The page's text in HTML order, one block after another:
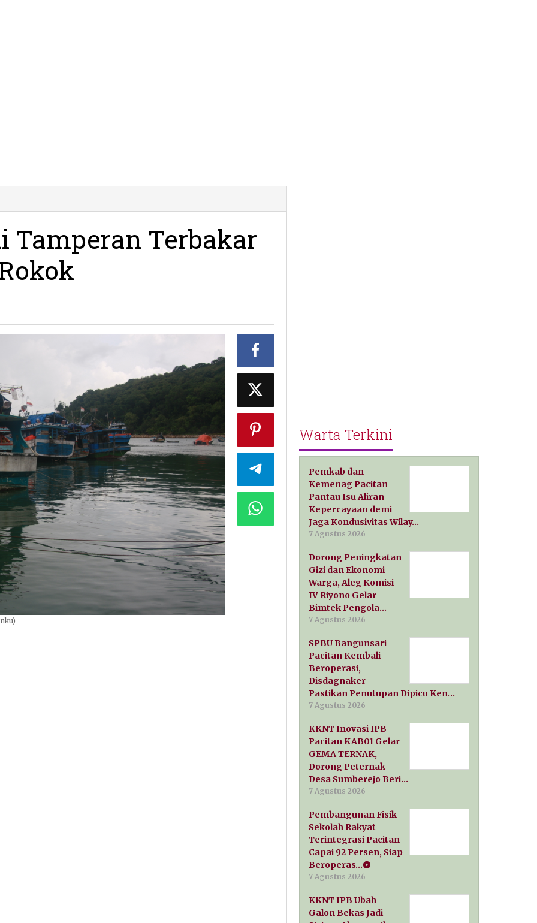
Tamperan Terbakar
Warta Terkini
Pemkab dan
Kemenag Pacitan
Pantau Isu Aliran
Kepercayaan demi
Jaga Kondusivitas Wilay…
7 Agustus 2026
Dorong Peningkatan
Gizi dan Ekonomi
Warga, Aleg Komisi
IV Riyono Gelar
Bimtek Pengola…
7 Agustus 2026
SPBU Bangunsari
Pacitan Kembali
Beroperasi,
Disdagnaker
Pastikan Penutupan Dipicu Ken…
7 Agustus 2026
KKNT Inovasi IPB
Pacitan KAB01 Gelar
GEMA TERNAK,
Dorong Peternak
Desa Sumberejo Beri…
7 Agustus 2026
Pembangunan Fisik
Sekolah Rakyat
Terintegrasi Pacitan
Capai 92 Persen, Siap
Beroperas…
7 Agustus 2026
KKNT IPB Ubah
Galon Bekas Jadi